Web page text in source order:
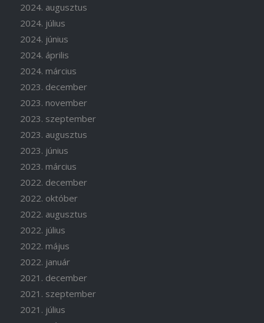
2024. augusztus
2024. július
2024. június
2024. április
2024. március
2023. december
2023. november
2023. szeptember
2023. augusztus
2023. június
2023. március
2022. december
2022. október
2022. augusztus
2022. július
2022. május
2022. január
2021. december
2021. szeptember
2021. július